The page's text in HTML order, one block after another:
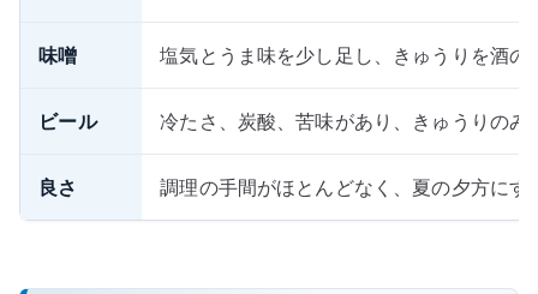
味噌 塩気とうま味を少し足し、きゅうりを酒の
ビール 冷たさ、炭酸、苦味があり、きゅうりの
良さ 調理の手間がほとんどなく、夏の夕方にす